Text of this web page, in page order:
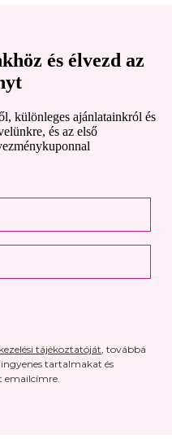
és élvezd az
különleges ajánlatainkról és
és az első
tájékoztatóját , továbbá
tartalmakat és